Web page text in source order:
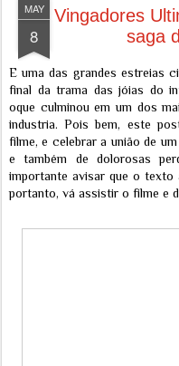
MAY
8
Vingadores
saga
E uma das grandes estreias
final da trama das jóias do
oque culminou em um dos
industria. Pois bem, este
filme, e celebrar a união de
e também de dolorosas
importante avisar que o texto
portanto, vá assistir o filme e